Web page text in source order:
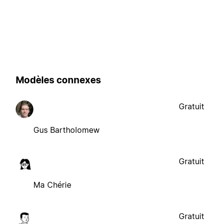
Modèles connexes
Gus Bartholomew
Gratuit
Ma Chérie
Gratuit
Gratuit